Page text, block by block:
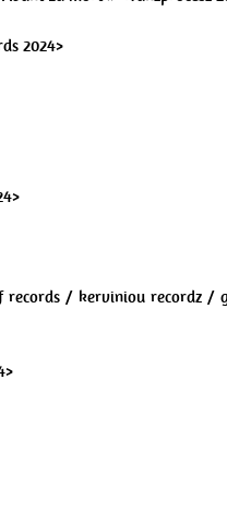
2024>
/ kerviniou recordz